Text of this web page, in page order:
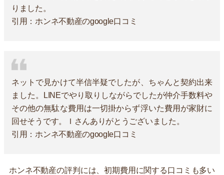
りました。
引用：ホンネ不動産のgoogle口コミ
ネットで見かけて半信半疑でしたが、ちゃんと契約出来
ました。LINEでやり取りしながらでしたが仲介手数料や
その他の無駄な費用は一切掛からず浮いた費用が家財に
回せそうです。Ｉさんありがとうございました。
引用：ホンネ不動産のgoogle口コミ
ホンネ不動産の評判には、初期費用に関する口コミも多い